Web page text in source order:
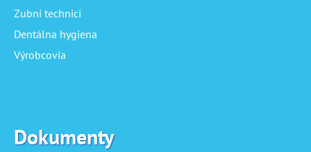
Zubní technici
Dentálna hygiena
Výrobcovia
Dokumenty